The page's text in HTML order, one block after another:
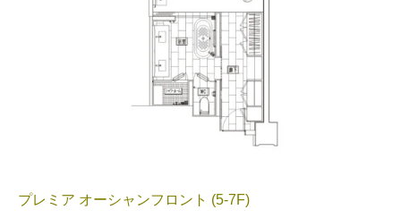
プレミア オーシャンフロント (5-7F)